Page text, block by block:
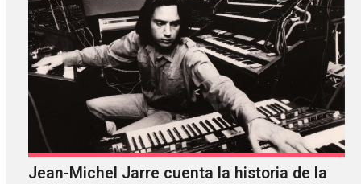
Jean-Michel Jarre cuenta la historia de la